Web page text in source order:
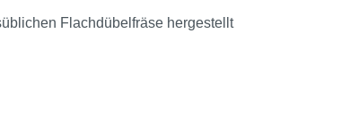
Flachdübelfräse hergestellt